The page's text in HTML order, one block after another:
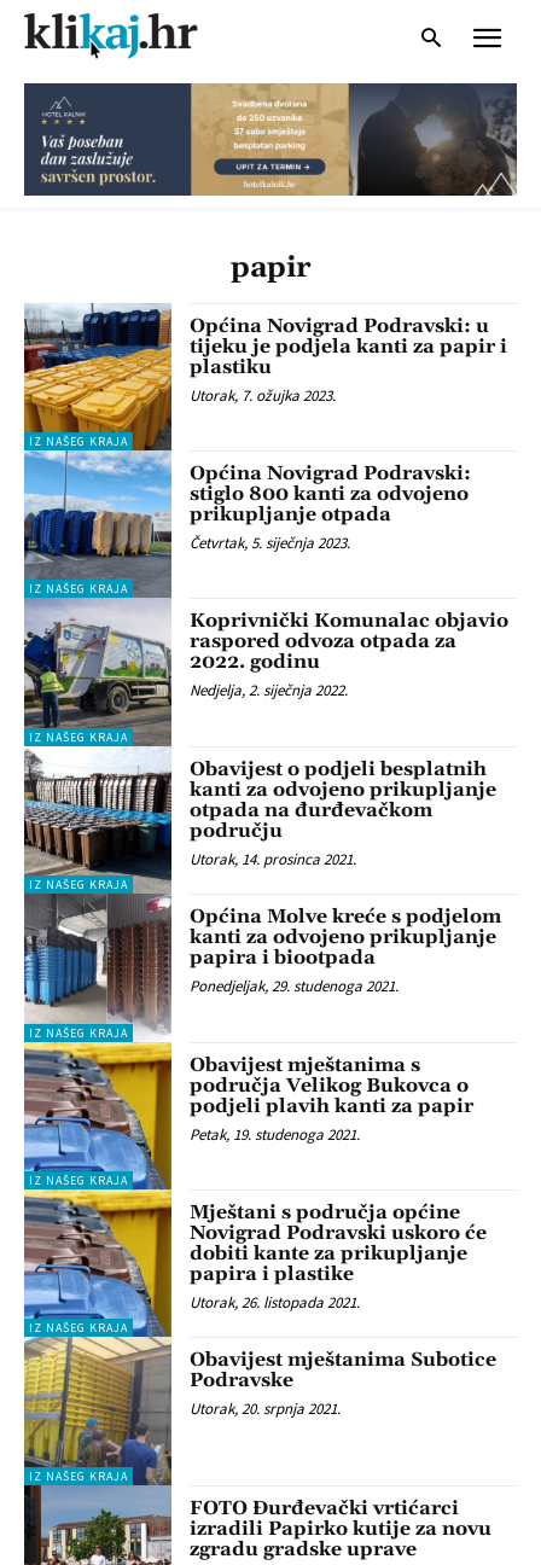
papir
IZ NAŠEG KRAJA
Općina Novigrad Podravski: u
tijeku je podjela kanti za papir i
plastiku
Utorak, 7. ožujka 2023.
IZ NAŠEG KRAJA
Općina Novigrad Podravski:
stiglo 800 kanti za odvojeno
prikupljanje otpada
Četvrtak, 5. siječnja 2023.
IZ NAŠEG KRAJA
Koprivnički Komunalac objavio
raspored odvoza otpada za
2022. godinu
Nedjelja, 2. siječnja 2022.
IZ NAŠEG KRAJA
Obavijest o podjeli besplatnih
kanti za odvojeno prikupljanje
otpada na đurđevačkom
području
Utorak, 14. prosinca 2021.
IZ NAŠEG KRAJA
Općina Molve kreće s podjelom
kanti za odvojeno prikupljanje
papira i biootpada
Ponedjeljak, 29. studenoga 2021.
IZ NAŠEG KRAJA
Obavijest mještanima s
područja Velikog Bukovca o
podjeli plavih kanti za papir
Petak, 19. studenoga 2021.
IZ NAŠEG KRAJA
Mještani s područja općine
Novigrad Podravski uskoro će
dobiti kante za prikupljanje
papira i plastike
Utorak, 26. listopada 2021.
IZ NAŠEG KRAJA
Obavijest mještanima Subotice
Podravske
Utorak, 20. srpnja 2021.
FOTO Đurđevački vrtićarci
izradili Papirko kutije za novu
zgradu gradske uprave